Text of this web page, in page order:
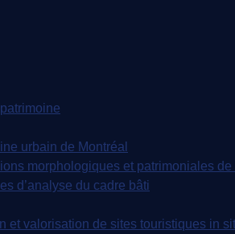
urbain de Montréal
morphologiques et patrimoniales de
d’analyse du cadre bâti
et valorisation de sites touristiques in